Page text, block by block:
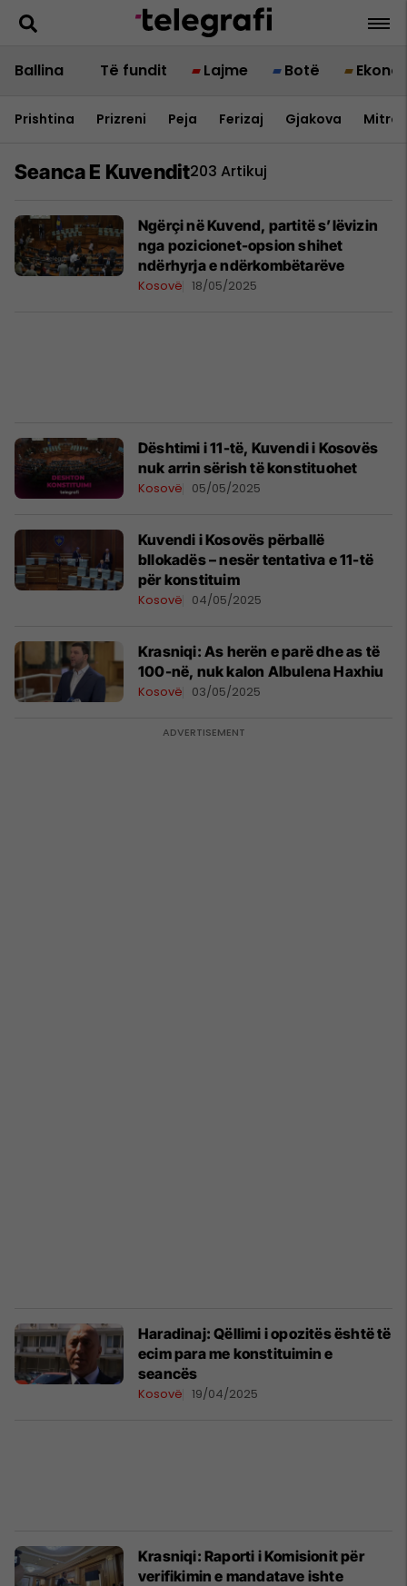
Ballina Të fundit Lajme Botë
Prishtina Prizreni Peja Ferizaj Gjakova
Seanca E Kuvendit203 Artikuj
​Ngërçi në Kuvend, partitë s’lëvizin
nga pozicionet-opsion shihet
ndërhyrja e ndërkombëtarëve
Kosovë 18/05/2025
Dështimi i 11-të, Kuvendi i Kosovës
nuk arrin sërish të konstituohet
Kosovë 05/05/2025
Kuvendi i Kosovës përballë
bllokadës – nesër tentativa e 11-të
për konstituim
Kosovë 04/05/2025
​Krasniqi: As herën e parë dhe as të
100-në, nuk kalon Albulena Haxhiu
Kosovë 03/05/2025
Haradinaj: Qëllimi i opozitës është të
ecim para me konstituimin e
seancës
Kosovë 19/04/2025
Krasniqi: Raporti i Komisionit për
verifikimin e mandatave ishte